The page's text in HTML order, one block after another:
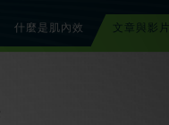
cart
member
什麼是肌內效
文章與影片